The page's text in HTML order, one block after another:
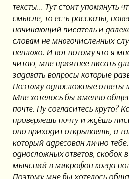
тексты... Тут стоит упомянуть
смысле, то есть рассказы,
начинающий писатель и
словам не многочисленных
неплохо. И вот потому что я
читаю, мне приятнее писать
задавать вопросы которые
Поэтому односложные ответы
Мне хотелось бы именно
почте. Ну согласитесь круто?
проверяешь почту и ждёшь
оно приходит открываешь, а
который адресован лично
односложных ответов, скобок
мычаний в микрофон когда
Поэтому мне бы хотелось